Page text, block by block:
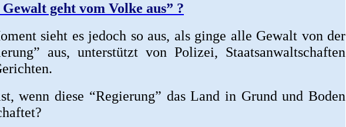
geht vom Volke aus” ?
sieht es jedoch so aus, als ginge alle Gewalt von der
aus, unterstützt von Polizei, Staatsanwaltschaften
wenn diese “Regierung” das Land in Grund und Boden